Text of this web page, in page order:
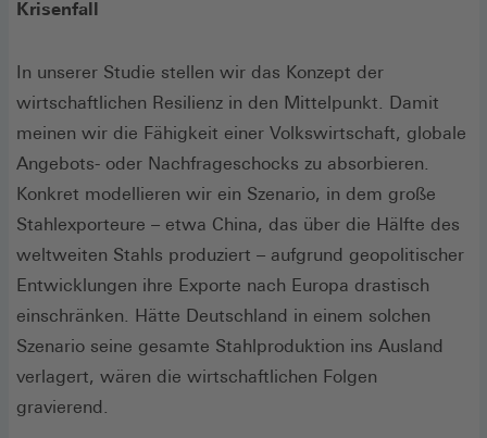
Krisenfall
In unserer Studie stellen wir das Konzept der
wirtschaftlichen Resilienz in den Mittelpunkt. Damit
meinen wir die Fähigkeit einer Volkswirtschaft, globale
Angebots- oder Nachfrageschocks zu absorbieren.
Konkret modellieren wir ein Szenario, in dem große
Stahlexporteure – etwa China, das über die Hälfte des
weltweiten Stahls produziert – aufgrund geopolitischer
Entwicklungen ihre Exporte nach Europa drastisch
einschränken. Hätte Deutschland in einem solchen
Szenario seine gesamte Stahlproduktion ins Ausland
verlagert, wären die wirtschaftlichen Folgen
gravierend.